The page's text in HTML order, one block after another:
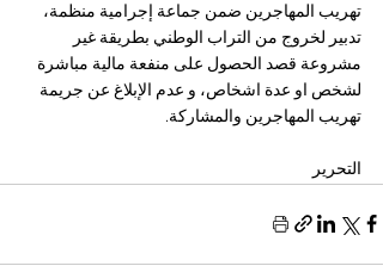
تهريب المهاجرين ضمن جماعة إجرامية منظمة،
تدبير لخروج من التراب الوطني بطريقة غير
مشروعة قصد الحصول على منفعة مالية مباشرة
لشخص او عدة اشخاص، و عدم الإبلاغ عن جريمة
تهريب المهاجرين والمشاركة.
التحرير